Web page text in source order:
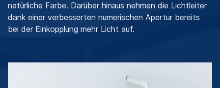
natürliche Farbe. Darüber hinaus nehmen die Lichtleiter
dank einer verbesserten numerischen Apertur bereits
bei der Einkopplung mehr Licht auf.